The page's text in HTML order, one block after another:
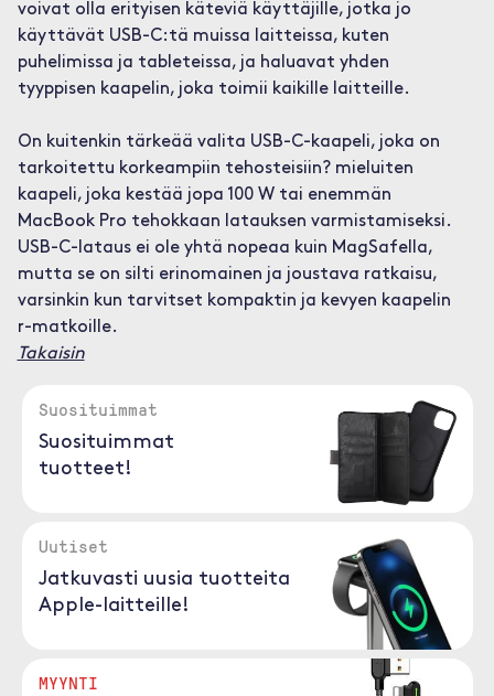
voivat olla erityisen käteviä käyttäjille, jotka jo
käyttävät USB-C:tä muissa laitteissa, kuten
puhelimissa ja tableteissa, ja haluavat yhden
tyyppisen kaapelin, joka toimii kaikille laitteille.
On kuitenkin tärkeää valita USB-C-kaapeli, joka on
tarkoitettu korkeampiin tehosteisiin? mieluiten
kaapeli, joka kestää jopa 100 W tai enemmän
MacBook Pro tehokkaan latauksen varmistamiseksi.
USB-C-lataus ei ole yhtä nopeaa kuin MagSafella,
mutta se on silti erinomainen ja joustava ratkaisu,
varsinkin kun tarvitset kompaktin ja kevyen kaapelin
r-matkoille.
Takaisin
Suosituimmat
Suosituimmat
tuotteet!
Uutiset
Jatkuvasti uusia tuotteita
Apple-laitteille!
MYYNTI